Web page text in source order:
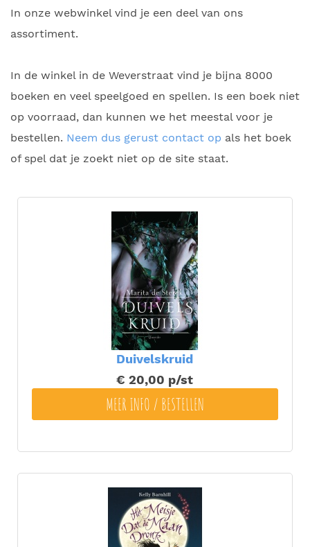
In onze webwinkel vind je een deel van ons
assortiment.
In de winkel in de Weverstraat vind je bijna 8000
boeken en veel speelgoed en spellen. Is een boek niet
op voorraad, dan kunnen we het meestal voor je
bestellen. Neem dus gerust contact op als het boek
of spel dat je zoekt niet op de site staat.
Duivelskruid
€ 20,00 p/st
MEER INFO / BESTELLEN